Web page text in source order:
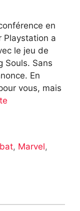
en
Playstation a
le jeu de
Souls. Sans
En
vous, mais
, Marvel,